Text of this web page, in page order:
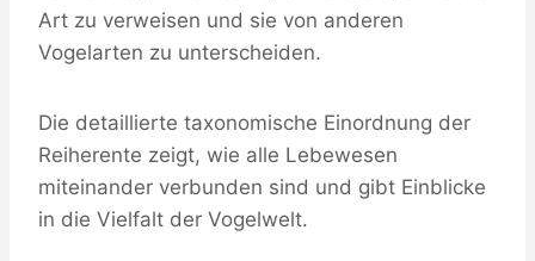
Art zu verweisen und sie von anderen
Vogelarten zu unterscheiden.
Die detaillierte taxonomische Einordnung der
Reiherente zeigt, wie alle Lebewesen
miteinander verbunden sind und gibt Einblicke
in die Vielfalt der Vogelwelt.